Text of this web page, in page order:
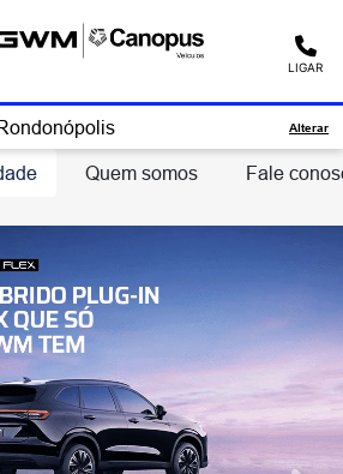
LIGAR
Alterar
Quem somos Fale